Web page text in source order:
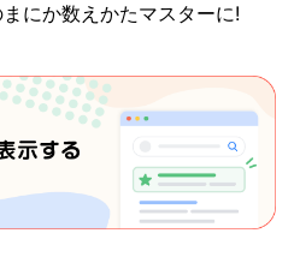
にか数えかたマスターに!